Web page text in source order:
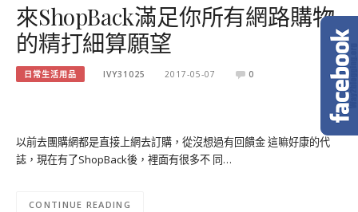
來ShopBack滿足你所有網路購物
的精打細算願望
日常生活用品 IVY31025 2017-05-07 0
以前去團購網都是直接上網去訂購，從沒想過有回饋金 這嘛好康的代
誌，現在有了ShopBack後，裡面有很多不 同…
CONTINUE READING